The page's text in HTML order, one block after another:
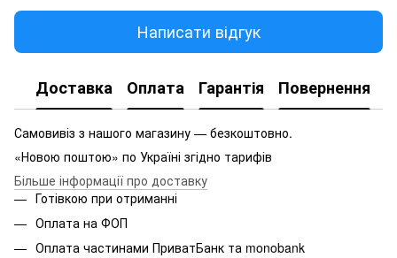
Написати відгук
Доставка Оплата Гарантія Повернення
Самовивіз з нашого магазину — безкоштовно.
«Новою поштою» по Україні згідно тарифів
Більше інформації про доставку
Готівкою при отриманні
Оплата на ФОП
Оплата частинами ПриватБанк та monobank